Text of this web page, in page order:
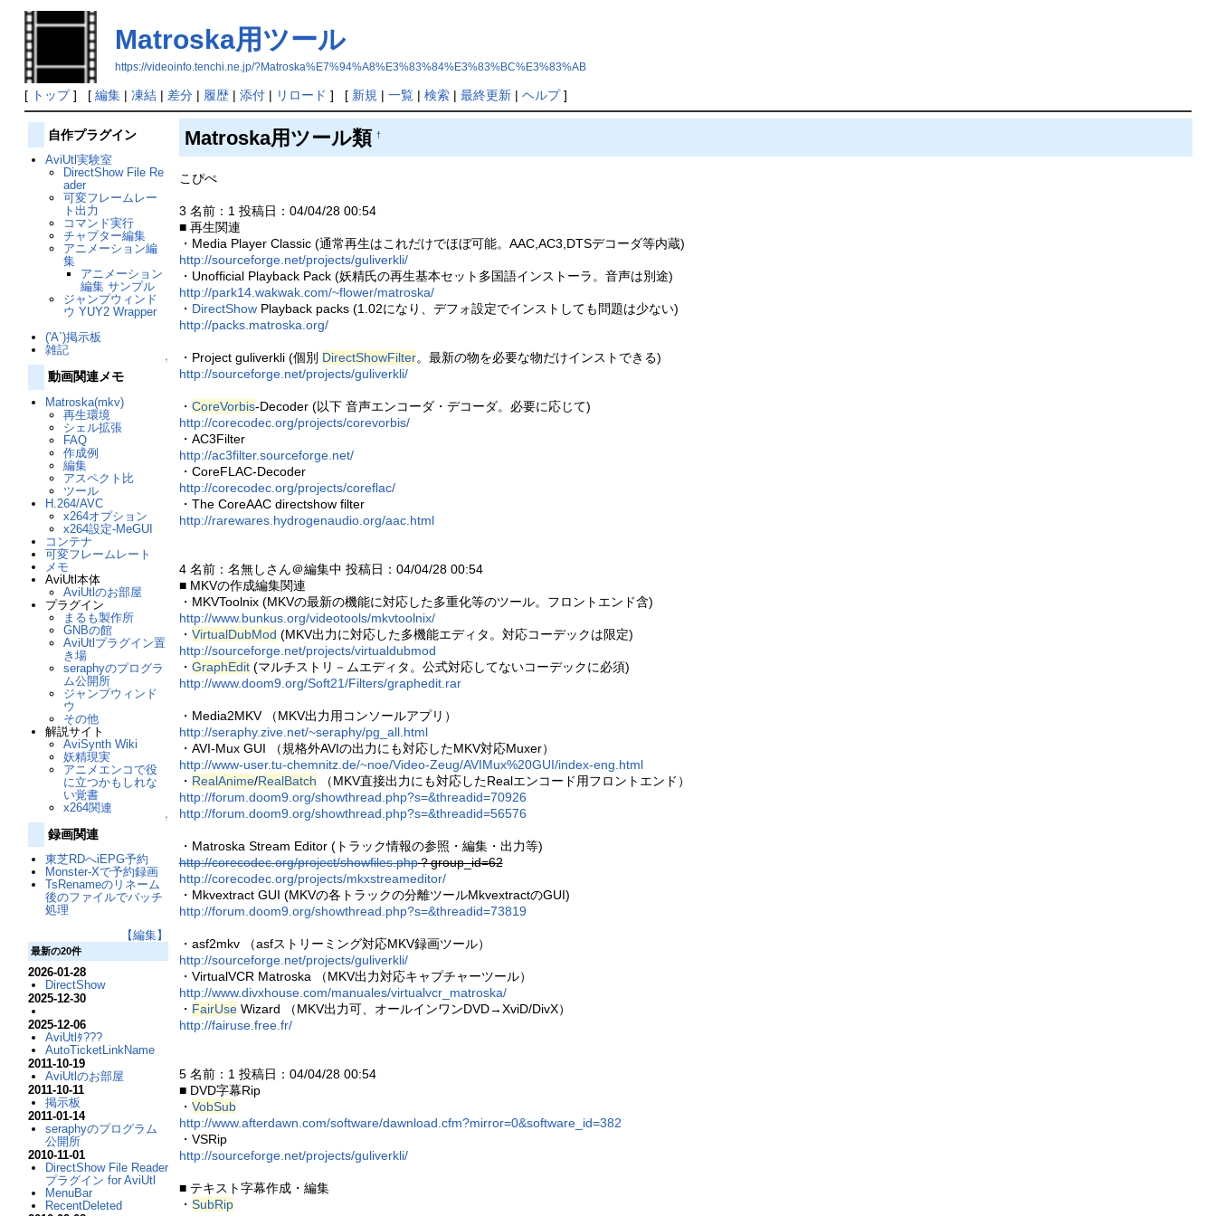
Matroska用ツール
https://videoinfo.tenchi.ne.jp/?Matroska%E7%94%A8%E3%83%84%E3%83%BC%E3%83%AB
[ トップ] [ 編集| 凍結| 差分| 履歴| 添付| リロード ] [ 新規 | 一覧| 検索| 最終更新| ヘルプ]
Matroska用ツール類 †
こぴぺ
3 名前：1 投稿日：04/04/28 00:54
■ 再生関連
・Media Player Classic (通常再生はこれだけでほぼ可能。AAC,AC3,DTSデコーダ等内蔵)
http://sourceforge.net/projects/guliverkli/
・Unofficial Playback Pack (妖精氏の再生基本セット多国語インストーラ。音声は別途)
http://park14.wakwak.com/~flower/matroska/
・ DirectShowPlayback packs (1.02になり、デフォ設定でインストしても問題は少ない)
http://packs.matroska.org/
・Project guliverkli (個別 DirectShowFilter。最新の物を必要な物だけインストできる)
http://sourceforge.net/projects/guliverkli/
・ CoreVorbis-Decoder (以下 音声エンコーダ・デコーダ。必要に応じて)
http://corecodec.org/projects/corevorbis/
・AC3Filter
http://ac3filter.sourceforge.net/
・CoreFLAC-Decoder
http://corecodec.org/projects/coreflac/
・The CoreAAC directshow filter
http://rarewares.hydrogenaudio.org/aac.html
4 名前：名無しさん＠編集中 投稿日：04/04/28 00:54
■ MKVの作成編集関連
・MKVToolnix (MKVの最新の機能に対応した多重化等のツール。フロントエンド含)
http://www.bunkus.org/videotools/mkvtoolnix/
・ VirtualDubMod (MKV出力に対応した多機能エディタ。対応コーデックは限定)
http://sourceforge.net/projects/virtualdubmod
・ GraphEdit(マルチストリ－ムエディタ。公式対応してないコーデックに必須)
http://www.doom9.org/Soft21/Filters/graphedit.rar
・Media2MKV （MKV出力用コンソールアプリ）
http://seraphy.zive.net/~seraphy/pg_all.html
・AVI-Mux GUI （規格外AVIの出力にも対応したMKV対応Muxer）
http://www-user.tu-chemnitz.de/~noe/Video-Zeug/AVIMux%20GUI/index-eng.html
・ RealAnime/RealBatch （MKV直接出力にも対応したRealエンコード用フロントエンド）
http://forum.doom9.org/showthread.php?s=&threadid=70926
http://forum.doom9.org/showthread.php?s=&threadid=56576
・Matroska Stream Editor (トラック情報の参照・編集・出力等)
http://corecodec.org/project/showfiles.php？group_id=62
http://corecodec.org/projects/mkxstreameditor/
・Mkvextract GUI (MKVの各トラックの分離ツールMkvextractのGUI)
http://forum.doom9.org/showthread.php?s=&threadid=73819
・asf2mkv （asfストリーミング対応MKV録画ツール）
http://sourceforge.net/projects/guliverkli/
・VirtualVCR Matroska （MKV出力対応キャプチャーツール）
http://www.divxhouse.com/manuales/virtualvcr_matroska/
・ FairUseWizard （MKV出力可、オールインワンDVD→XviD/DivX）
http://fairuse.free.fr/
5 名前：1 投稿日：04/04/28 00:54
■ DVD字幕Rip
・ VobSub
http://www.afterdawn.com/software/dawnload.cfm?mirror=0&software_id=382
・VSRip
http://sourceforge.net/projects/guliverkli/
■ テキスト字幕作成・編集
・ SubRip
自作プラグイン
AviUtl実験室
DirectShow File Re
ader
可変フレームレー
ト出力
コマンド実行
チャプター編集
アニメーション編
集
アニメーション
編集 サンプル
ジャンプウィンド
ウ YUY2 Wrapper
('A`)掲示板
雑記
↑
動画関連メモ
Matroska(mkv)
再生環境
シェル拡張
FAQ
作成例
編集
アスペクト比
ツール
H.264/AVC
x264オプション
x264設定-MeGUI
コンテナ
可変フレームレート
メモ
AviUtl本体
AviUtlのお部屋
プラグイン
まるも製作所
GNBの館
AviUtlプラグイン置
き場
seraphyのプログラ
ム公開所
ジャンプウィンド
ウ
その他
解説サイト
AviSynth Wiki
妖精現実
アニメエンコで役
に立つかもしれな
い覚書
x264関連
↑
録画関連
東芝RDへiEPG予約
Monster-Xで予約録画
TsRenameのリネーム
後のファイルでバッチ
処理
【編集】
最新の20件
2026-01-28
DirectShow
2025-12-30
2025-12-06
AviUtlﾀ???
AutoTicketLinkName
2011-10-19
AviUtlのお部屋
2011-10-11
掲示板
2011-01-14
seraphyのプログラム
公開所
2010-11-01
DirectShow File Reader
プラグイン for AviUtl
MenuBar
RecentDeleted